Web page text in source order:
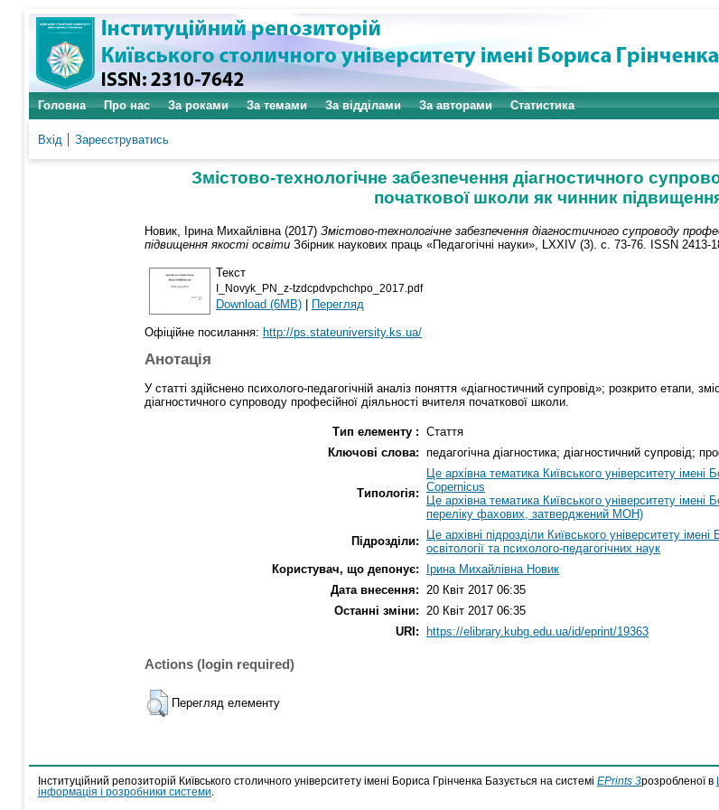
Головна Про нас За роками За темами За відділами За авторами Статистика
Вхід Зареєструватись
Змістово-технологічне забезпечення діагностичного
початкової школи як чинник
Новик, Ірина Михайлівна (2017) Змістово-технологічне забезпечення діагностичного супроводу
підвищення якості освіти Збірник наукових праць «Педагогічні науки», LXXIV (3). с. 73-76. ISSN 2413-
Текст
I_Novyk_PN_z-tzdcpdvpchchpo_2017.pdf
Download (6MB) | Перегляд
Офіційне посилання: http://ps.stateuniversity.ks.ua/
Анотація
У статті здійснено психолого-педагогічній аналіз поняття «діагностичний супровід»; розкрито етапи,
діагностичного супроводу професійної діяльності вчителя початкової школи.
Тип елементу : Стаття
Ключові слова: педагогічна діагностика; діагностичний супровід;
Типологія:
Це архівна тематика Київського університету імені
Copernicus
Це архівна тематика Київського університету імені
переліку фахових, затверджений МОН)
Підрозділи:
Це архівні підрозділи Київського університету
освітології та психолого-педагогічних наук
Користувач, що депонує:
Ірина Михайлівна Новик
Дата внесення:
20 Квіт 2017 06:35
Останні зміни:
20 Квіт 2017 06:35
URI:
https://elibrary.kubg.edu.ua/id/eprint/19363
Actions (login required)
Перегляд елементу
Інституційний репозиторій Київського столичного університету імені Бориса Грінченка Базується на системі EPrints 3розробленої в
інформація і розробники системи